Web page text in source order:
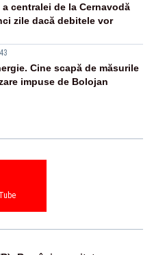
centralei de la Cernavodă
zile dacă debitele vor
Cine scapă de măsurile
impuse de Bolojan